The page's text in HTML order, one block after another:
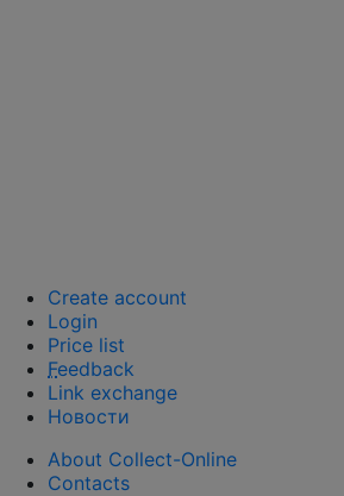
Create account
Login
Price list
Feedback
Link exchange
Новости
About Collect-Online
Contacts